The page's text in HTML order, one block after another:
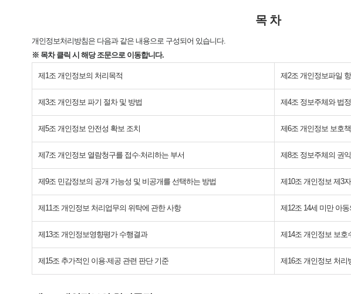
목 차
개인정보처리방침은 다음과 같은 내용으로 구성되어 있습니다.
※ 목차 클릭 시 해당 조문으로 이동합니다.
제1조 개인정보의 처리목적 제2조 개인정보파일
제3조 개인정보 파기 절차 및 방법 제4조 정보주체와 법
제5조 개인정보 안전성 확보 조치 제6조 개인정보 보호
제7조 개인정보 열람청구를 접수·처리하는 부서 제8조 정보주체의 권
제9조 민감정보의 공개 가능성 및 비공개를 선택하는 방법 제10조 개인정보 제3
제11조 개인정보 처리업무의 위탁에 관한 사항 제12조 14세 미만 아
제13조 개인정보영향평가 수행결과 제14조 개인정보 보호
제15조 추가적인 이용·제공 관련 판단 기준 제16조 개인정보 처리